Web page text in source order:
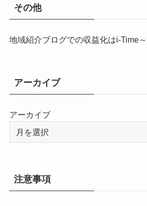
その他
地域紹介ブログでの収益化はi-Time
アーカイブ
アーカイブ
注意事項